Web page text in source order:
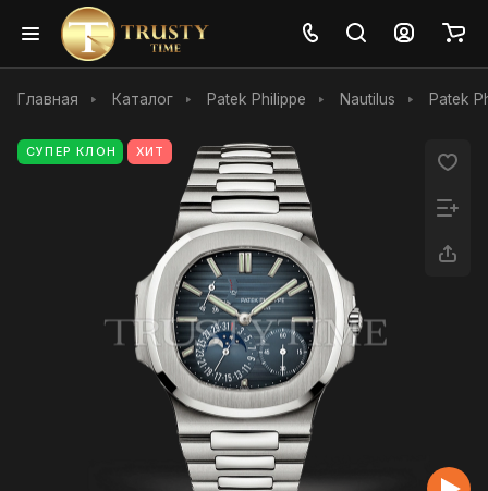
Главная Каталог Patek Philippe Nautilus Patek
СУПЕР КЛОН ХИТ